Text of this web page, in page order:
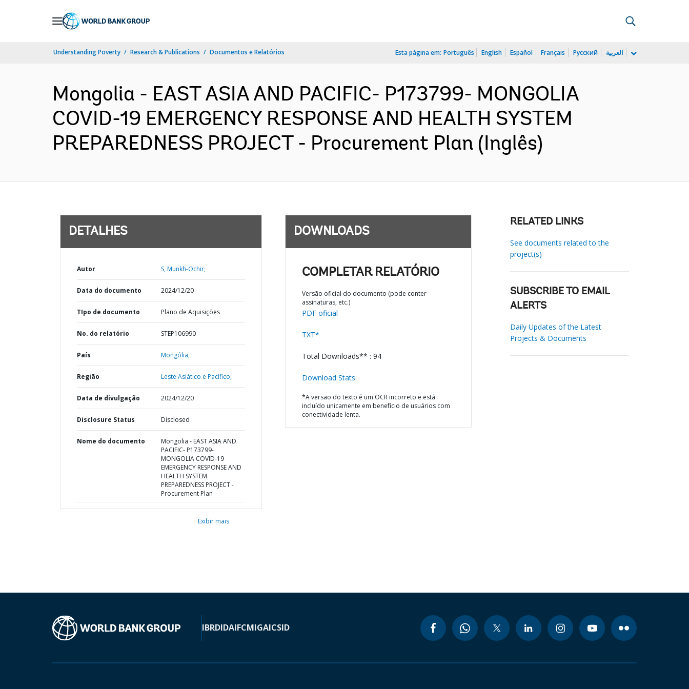
Understanding Poverty Research & Publications Documentos e Relatórios Esta página em: Português English Español Français Русский العربية
Mongolia - EAST ASIA AND PACIFIC- P173799- MONGOLIA
COVID-19 EMERGENCY RESPONSE AND HEALTH SYSTEM
PREPAREDNESS PROJECT - Procurement Plan (Inglês)
DETALHES
Autor S, Munkh-Ochir;
Data do documento 2024/12/20
TIpo de documento Plano de Aquisições
No. do relatório STEP106990
País Mongólia,
Região Leste Asiático e Pacífico,
Data de divulgação 2024/12/20
Disclosure Status Disclosed
Nome do documento
Mongolia - EAST ASIA AND
PACIFIC- P173799-
MONGOLIA COVID-19
EMERGENCY RESPONSE AND
HEALTH SYSTEM
PREPAREDNESS PROJECT -
Procurement Plan
Exibir mais
DOWNLOADS
COMPLETAR RELATÓRIO
Versão oficial do documento (pode conter
assinaturas, etc.)
PDF oficial
TXT*
Total Downloads** : 94
Download Stats
*A versão do texto é um OCR incorreto e está
incluído unicamente em benefício de usuários com
conectividade lenta.
RELATED LINKS
See documents related to the
project(s)
SUBSCRIBE TO EMAIL
ALERTS
Daily Updates of the Latest
Projects & Documents
IBRDIDAIFCMIGAICSID